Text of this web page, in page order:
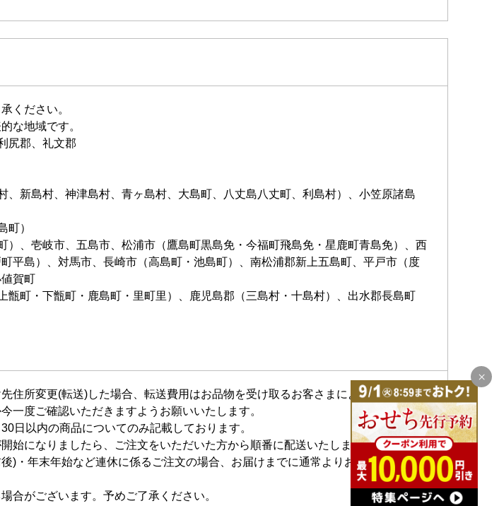
ください。
な地域です。
尻郡、礼文郡
、新島村、神津島村、青ヶ島村、大島町、八丈島八丈町、利島村）、小笠原諸島
町）
）、壱岐市、五島市、松浦市（鷹島町黒島免・今福町飛島免・星鹿町青島免）、西
平島）、対馬市、長崎市（高島町・池島町）、南松浦郡新上五島町、平戸市（度
賀町
甑町・下甑町・鹿島町・里町里）、鹿児島郡（三島村・十島村）、出水郡長島町
住所変更(転送)した場合、転送費用はお品物を受け取るお客さまによるお支払いと
一度ご確認いただきますようお願いいたします。
日以内の商品についてのみ記載しております。
始になりましたら、ご注文をいただいた方から順番に配送いたします。
)・年末年始など連休に係るご注文の場合、お届けまでに通常よりお時間を頂く場
合がございます。予めご了承ください。